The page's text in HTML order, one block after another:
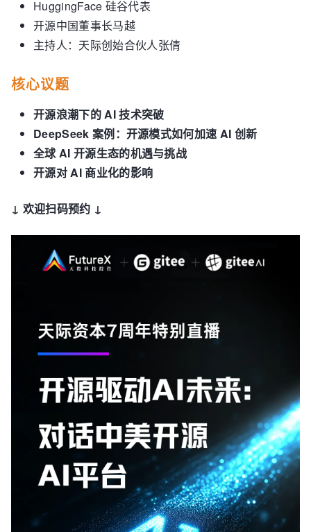
HuggingFace 硅谷代表
开源中国董事长马越
主持人：天际创始合伙人张倩
核心议题
开源浪潮下的 AI 技术突破
DeepSeek 案例：开源模式如何加速 AI 创新
全球 AI 开源生态的机遇与挑战
开源对 AI 商业化的影响
↓ 欢迎扫码预约 ↓